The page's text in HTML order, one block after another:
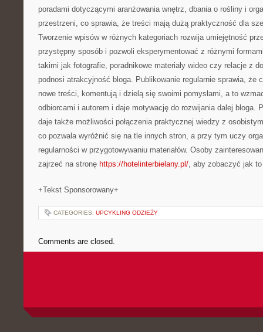
poradami dotyczącymi aranżowania wnętrz, dbania o rośliny i
przestrzeni, co sprawia, że treści mają dużą praktyczność dla
Tworzenie wpisów w różnych kategoriach rozwija umiejętność
przystępny sposób i pozwoli eksperymentować z różnymi
takimi jak fotografie, poradnikowe materiały wideo czy relacje z
podnosi atrakcyjność bloga. Publikowanie regularnie sprawia, że
nowe treści, komentują i dzielą się swoimi pomysłami, a to
odbiorcami i autorem i daje motywację do rozwijania dalej bloga.
daje także możliwości połączenia praktycznej wiedzy z
co pozwala wyróżnić się na tle innych stron, a przy tym uczy
regularności w przygotowywaniu materiałów. Osoby
zajrzeć na stronę https://hotelinterbielany.pl/, aby zobaczyć jak
+Tekst Sponsorowany+
CATEGORIES: UPCYKLING ODZIEŻY
Comments are closed.